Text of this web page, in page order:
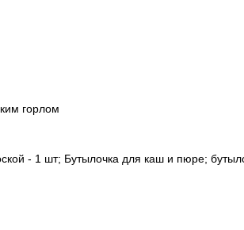
горлом
- 1 шт; Бутылочка для каш и пюре;